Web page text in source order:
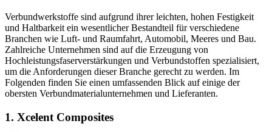
Verbundwerkstoffe sind aufgrund ihrer leichten, hohen Festigkeit
und Haltbarkeit ein wesentlicher Bestandteil für verschiedene
Branchen wie Luft- und Raumfahrt, Automobil, Meeres und Bau.
Zahlreiche Unternehmen sind auf die Erzeugung von
Hochleistungsfaserverstärkungen und Verbundstoffen spezialisiert,
um die Anforderungen dieser Branche gerecht zu werden. Im
Folgenden finden Sie einen umfassenden Blick auf einige der
obersten Verbundmaterialunternehmen und Lieferanten.
1. Xcelent Composites